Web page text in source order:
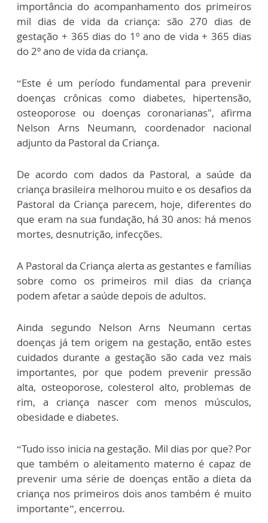
importância do acompanhamento dos primeiros
mil dias de vida da criança: são 270 dias de
gestação + 365 dias do 1º ano de vida + 365 dias
do 2º ano de vida da criança.
“Este é um período fundamental para prevenir
doenças crônicas como diabetes, hipertensão,
osteoporose ou doenças coronarianas", afirma
Nelson Arns Neumann, coordenador nacional
adjunto da Pastoral da Criança.
De acordo com dados da Pastoral, a saúde da
criança brasileira melhorou muito e os desafios da
Pastoral da Criança parecem, hoje, diferentes do
que eram na sua fundação, há 30 anos: há menos
mortes, desnutrição, infecções.
A Pastoral da Criança alerta as gestantes e famílias
sobre como os primeiros mil dias da criança
podem afetar a saúde depois de adultos.
Ainda segundo Nelson Arns Neumann certas
doenças já tem origem na gestação, então estes
cuidados durante a gestação são cada vez mais
importantes, por que podem prevenir pressão
alta, osteoporose, colesterol alto, problemas de
rim, a criança nascer com menos músculos,
obesidade e diabetes.
“Tudo isso inicia na gestação. Mil dias por que? Por
que também o aleitamento materno é capaz de
prevenir uma série de doenças então a dieta da
criança nos primeiros dois anos também é muito
importante”, encerrou.